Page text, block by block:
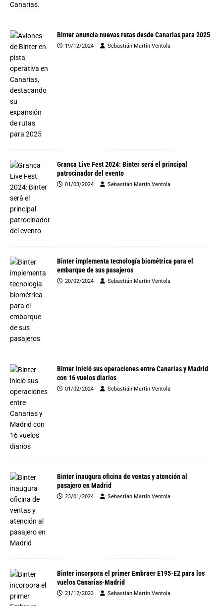
Binter anuncia nuevas rutas desde Canarias para 2025
19/12/2024 Sebastián Martín Ventola
Granca Live Fest 2024: Binter será el principal
patrocinador del evento
01/03/2024 Sebastián Martín Ventola
Binter implementa tecnología biométrica para el
embarque de sus pasajeros
20/02/2024 Sebastián Martín Ventola
Binter inició sus operaciones entre Canarias y Madrid
con 16 vuelos diarios
01/02/2024 Sebastián Martín Ventola
Binter inaugura oficina de ventas y atención al
pasajero en Madrid
23/01/2024 Sebastián Martín Ventola
Binter incorpora el primer Embraer E195-E2 para los
vuelos Canarias-Madrid
21/12/2023 Sebastián Martín Ventola